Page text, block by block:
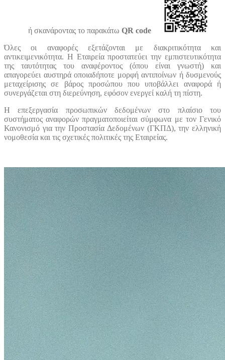
ή σκανάροντας το παρακάτω QR code
Όλες οι αναφορές εξετάζονται με διακριτικότητα και
αντικειμενικότητα. Η Εταιρεία προστατεύει την εμπιστευτικότητα
της ταυτότητας του αναφέροντος (όπου είναι γνωστή) και
απαγορεύει αυστηρά οποιαδήποτε μορφή αντιποίνων ή δυσμενούς
μεταχείρισης σε βάρος προσώπου που υποβάλλει αναφορά ή
συνεργάζεται στη διερεύνηση, εφόσον ενεργεί καλή τη πίστη.
Η επεξεργασία προσωπικών δεδομένων στο πλαίσιο του
συστήματος αναφορών πραγματοποιείται σύμφωνα με τον Γενικό
Κανονισμό για την Προστασία Δεδομένων (ΓΚΠΔ), την ελληνική
νομοθεσία και τις σχετικές πολιτικές της Εταιρείας.